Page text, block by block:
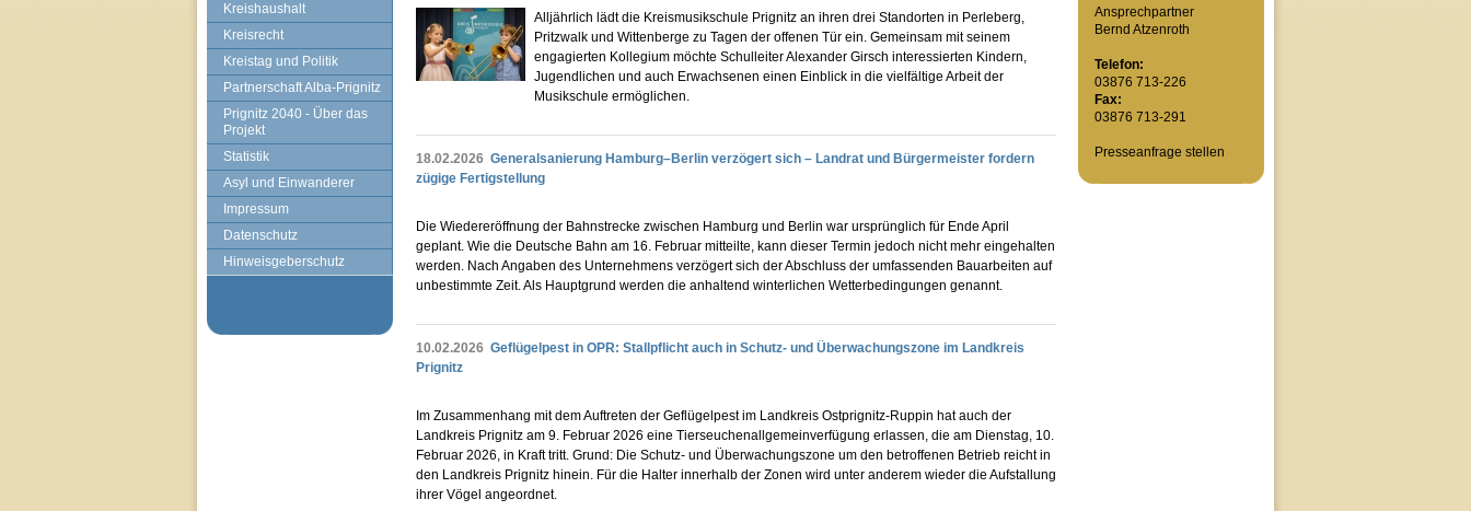
Kreishaushalt
Kreisrecht
Kreistag und Politik
Partnerschaft Alba-Prignitz
Prignitz 2040 - Über das
Projekt
Statistik
Asyl und Einwanderer
Impressum
Datenschutz
Hinweisgeberschutz
Alljährlich lädt die Kreismusikschule Prignitz an ihren drei Standorten in Perleberg,
Pritzwalk und Wittenberge zu Tagen der offenen Tür ein. Gemeinsam mit seinem
engagierten Kollegium möchte Schulleiter Alexander Girsch interessierten Kindern,
Jugendlichen und auch Erwachsenen einen Einblick in die vielfältige Arbeit der
Musikschule ermöglichen.
18.02.2026 Generalsanierung Hamburg–Berlin verzögert sich – Landrat und Bürgermeister fordern
zügige Fertigstellung
Die Wiedereröffnung der Bahnstrecke zwischen Hamburg und Berlin war ursprünglich für Ende April
geplant. Wie die Deutsche Bahn am 16. Februar mitteilte, kann dieser Termin jedoch nicht mehr eingehalten
werden. Nach Angaben des Unternehmens verzögert sich der Abschluss der umfassenden Bauarbeiten auf
unbestimmte Zeit. Als Hauptgrund werden die anhaltend winterlichen Wetterbedingungen genannt.
10.02.2026 Geflügelpest in OPR: Stallpflicht auch in Schutz- und Überwachungszone im Landkreis
Prignitz
Im Zusammenhang mit dem Auftreten der Geflügelpest im Landkreis Ostprignitz-Ruppin hat auch der
Landkreis Prignitz am 9. Februar 2026 eine Tierseuchenallgemeinverfügung erlassen, die am Dienstag, 10.
Februar 2026, in Kraft tritt. Grund: Die Schutz- und Überwachungszone um den betroffenen Betrieb reicht in
den Landkreis Prignitz hinein. Für die Halter innerhalb der Zonen wird unter anderem wieder die Aufstallung
ihrer Vögel angeordnet.
Ansprechpartner
Bernd Atzenroth
Telefon:
03876 713-226
Fax:
03876 713-291
Presseanfrage stellen